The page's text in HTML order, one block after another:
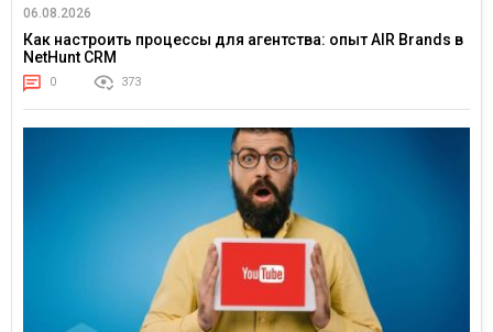
06.08.2026
Как настроить процессы для агентства: опыт AIR Brands в
NetHunt CRM
0 373